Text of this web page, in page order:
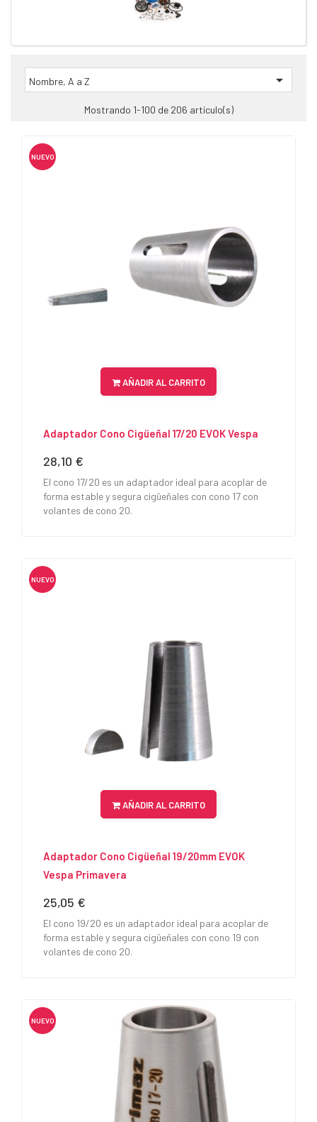
Nombre, A a Z 
Mostrando 1-100 de 206 artículo(s)
NUEVO
AÑADIR AL CARRITO
Adaptador Cono Cigüeñal 17/20 EVOK Vespa
Precio
28,10 €
El cono 17/20 es un adaptador ideal para acoplar de
forma estable y segura cigüeñales con cono 17 con
volantes de cono 20.
NUEVO
AÑADIR AL CARRITO
Adaptador Cono Cigüeñal 19/20mm EVOK
Vespa Primavera
Precio
25,05 €
El cono 19/20 es un adaptador ideal para acoplar de
forma estable y segura cigüeñales con cono 19 con
volantes de cono 20.
NUEVO